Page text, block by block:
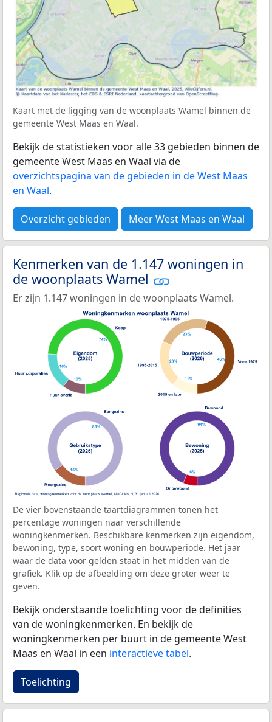
Kaart met de ligging van de woonplaats Wamel binnen de
gemeente West Maas en Waal.
Bekijk de statistieken voor alle 33 gebieden binnen de
gemeente West Maas en Waal via de
overzichtspagina van de gebieden in de West Maas
en Waal.
Overzicht gebieden Meer West Maas en Waal
Kenmerken van de 1.147 woningen in
de woonplaats Wamel
Er zijn 1.147 woningen in de woonplaats Wamel.
De vier bovenstaande taartdiagrammen tonen het
percentage woningen naar verschillende
woningkenmerken. Beschikbare kenmerken zijn eigendom,
bewoning, type, soort woning en bouwperiode. Het jaar
waar de data voor gelden staat in het midden van de
grafiek. Klik op de afbeelding om deze groter weer te
geven.
Bekijk onderstaande toelichting voor de definities
van de woningkenmerken. En bekijk de
woningkenmerken per buurt in de gemeente West
Maas en Waal in een interactieve tabel.
Toelichting